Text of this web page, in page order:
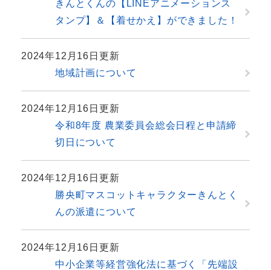
きんとくんの【LINEアニメーションス
タンプ】＆【着せかえ】ができました！
2024年12月16日更新
地域計画について
2024年12月16日更新
令和8年度 農業委員会総会日程と申請締
切日について
2024年12月16日更新
勝央町マスコットキャラクターきんとく
んの派遣について
2024年12月16日更新
中小企業等経営強化法に基づく「先端設